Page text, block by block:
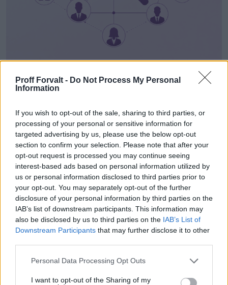
Proff Forvalt - Do Not Process My Personal
Information
If you wish to opt-out of the sale, sharing to third parties, or
processing of your personal or sensitive information for
targeted advertising by us, please use the below opt-out
section to confirm your selection. Please note that after your
opt-out request is processed you may continue seeing
interest-based ads based on personal information utilized by
us or personal information disclosed to third parties prior to
your opt-out. You may separately opt-out of the further
disclosure of your personal information by third parties on the
IAB’s list of downstream participants. This information may
also be disclosed by us to third parties on the IAB’s List of
Downstream Participants that may further disclose it to other
Please note that this website/app uses one or more Google
not limited to your visit or usage behaviour. You may click to
Personal Data Processing Opt Outs
I want to opt-out of the Sharing of my
Med Proff Forvalt får du:
Kredittsjekk av selskaper
Betalingsanmerkninger og panteheftelser
AI-baserte analyser og risikovurderinger
Varslinger på viktige endringer
Leadsgenerering med bedriftsdata